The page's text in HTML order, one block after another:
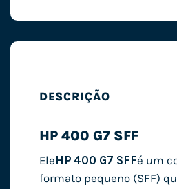
DESCRIÇÃO
HP 400 G7 SFF
EleHP 400 G7 SFFé um
formato pequeno (SFF)